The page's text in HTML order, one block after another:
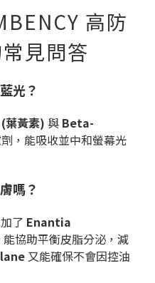
高防
見問答
光？
黃素) 與 Beta-
，能吸收並中和螢幕光
嗎？
了 Enantia
能協助平衡皮脂分泌，減
又能確保不會因控油